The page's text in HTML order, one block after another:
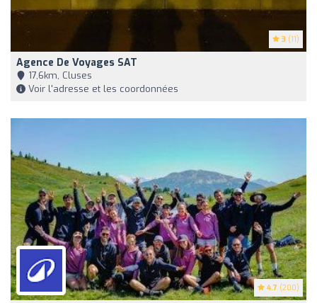
3 (11)
Agence De Voyages SAT
17,6km, Cluses
Voir l'adresse et les coordonnées
4.7 (200)